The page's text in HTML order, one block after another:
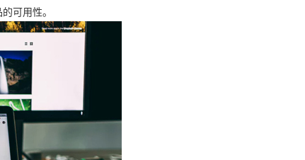
可用性。